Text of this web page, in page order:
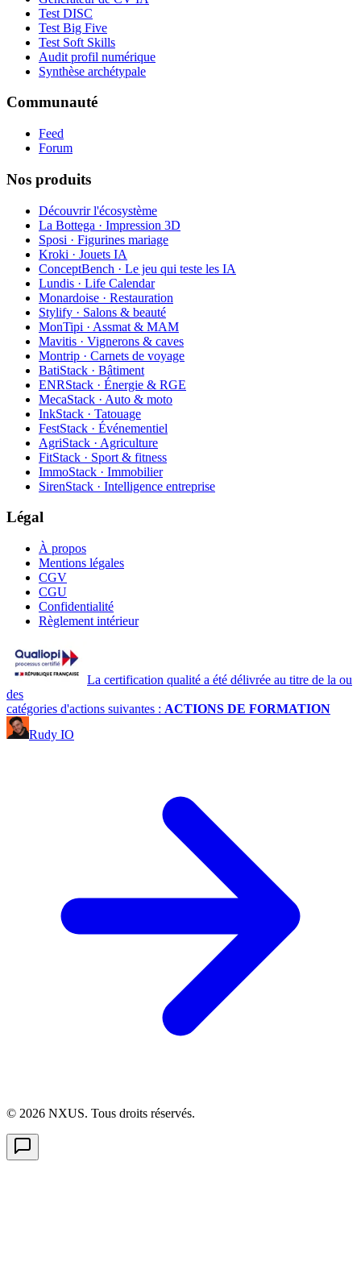
Test DISC
Test Big Five
Test Soft Skills
Audit profil numérique
Synthèse archétypale
Communauté
Feed
Forum
Nos produits
Découvrir l'écosystème
La Bottega · Impression 3D
Sposi · Figurines mariage
Kroki · Jouets IA
ConceptBench · Le jeu qui teste les IA
Lundis · Life Calendar
Monardoise · Restauration
Stylify · Salons & beauté
MonTipi · Assmat & MAM
Mavitis · Vignerons & caves
Montrip · Carnets de voyage
BatiStack · Bâtiment
ENRStack · Énergie & RGE
MecaStack · Auto & moto
InkStack · Tatouage
FestStack · Événementiel
AgriStack · Agriculture
FitStack · Sport & fitness
ImmoStack · Immobilier
SirenStack · Intelligence entreprise
Légal
À propos
Mentions légales
CGV
CGU
Confidentialité
Règlement intérieur
La certification qualité a été délivrée au titre de la ou
des
catégories d'actions suivantes : ACTIONS DE FORMATION
Rudy IO
© 2026 NXUS. Tous droits réservés.